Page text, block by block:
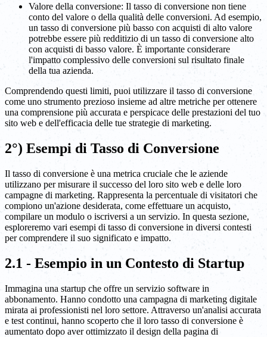
Valore della conversione: Il tasso di conversione non tiene
conto del valore o della qualità delle conversioni. Ad esempio,
un tasso di conversione più basso con acquisti di alto valore
potrebbe essere più redditizio di un tasso di conversione alto
con acquisti di basso valore. È importante considerare
l'impatto complessivo delle conversioni sul risultato finale
della tua azienda.
Comprendendo questi limiti, puoi utilizzare il tasso di conversione
come uno strumento prezioso insieme ad altre metriche per ottenere
una comprensione più accurata e perspicace delle prestazioni del tuo
sito web e dell'efficacia delle tue strategie di marketing.
2°) Esempi di Tasso di Conversione
Il tasso di conversione è una metrica cruciale che le aziende
utilizzano per misurare il successo del loro sito web e delle loro
campagne di marketing. Rappresenta la percentuale di visitatori che
compiono un'azione desiderata, come effettuare un acquisto,
compilare un modulo o iscriversi a un servizio. In questa sezione,
esploreremo vari esempi di tasso di conversione in diversi contesti
per comprendere il suo significato e impatto.
2.1 - Esempio in un Contesto di Startup
Immagina una startup che offre un servizio software in
abbonamento. Hanno condotto una campagna di marketing digitale
mirata ai professionisti nel loro settore. Attraverso un'analisi accurata
e test continui, hanno scoperto che il loro tasso di conversione è
aumentato dopo aver ottimizzato il design della pagina di